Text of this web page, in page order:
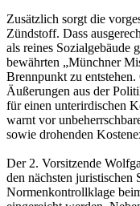
Zusätzlich sorgt die
Zündstoff. Dass
als reines Sozialgebäude
bewährten „Münchner
Brennpunkt zu
Äußerungen aus der
für einen unterirdischen
warnt vor
sowie drohenden
Der 2. Vorsitzende
den nächsten juristischen
Normenkontrollklage